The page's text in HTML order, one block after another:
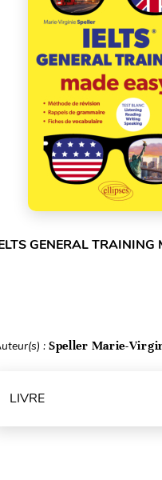
GENERAL TRAINING
: Speller Marie-
LIVRE